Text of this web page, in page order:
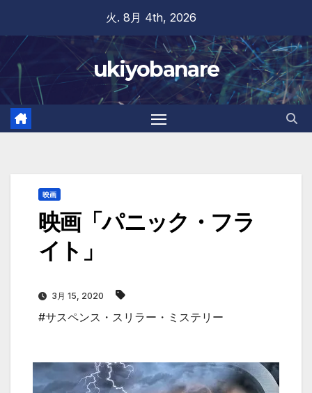
content
火. 8月 4th, 2026
ukiyobanare
映画
映画「パニック・フラ
イト」
3月 15, 2020
#サスペンス・スリラー・ミステリー